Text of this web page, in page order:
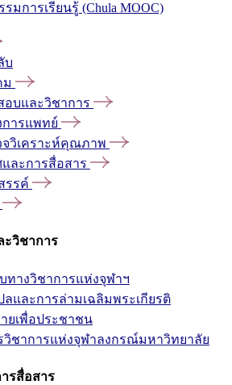
มการเรียนรู้ (Chula MOOC)
บ
ม
อบและวิชาการ
การแพทย์
จวิเคราะห์คุณภาพ
ละการสื่อสาร
รรค์
ะวิชาการ
ทางวิชาการแห่งจุฬาฯ
และการล่ามเฉลิมพระเกียรติ
ยเพื่อประชาชน
วิชาการแห่งจุฬาลงกรณ์มหาวิทยาลัย
รสื่อสาร